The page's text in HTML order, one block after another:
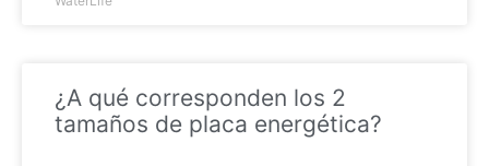
¿A qué corresponden los 2
tamaños de placa energética?